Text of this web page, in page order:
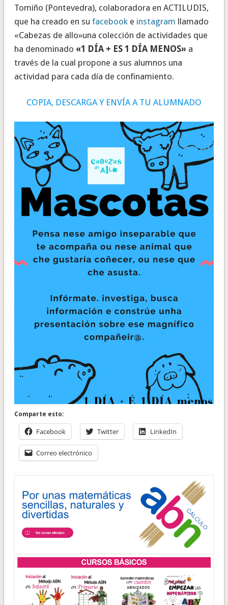
Tomiño (Pontevedra), colaboradora en ACTILUDIS,
que ha creado en su facebooke instagram llamado
«Cabezas de allo»una colección de actividades que
ha denominado «1 DÍA + ES 1 DÍA MENOS» a
través de la cual propone a sus alumnos una
actividad para cada día de confinamiento.
COPIA, DESCARGA Y ENVÍA A TU ALUMNADO
Comparte esto:
Facebook Twitter LinkedIn
Correo electrónico